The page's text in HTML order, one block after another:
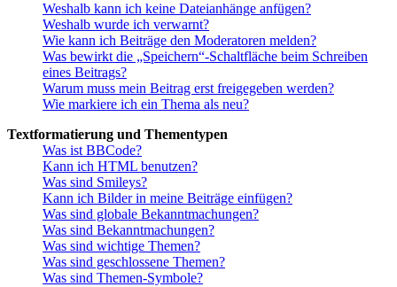
Weshalb kann ich keine Dateianhänge anfügen?
Weshalb wurde ich verwarnt?
Wie kann ich Beiträge den Moderatoren melden?
Was bewirkt die „Speichern“-Schaltfläche beim Schreiben
eines Beitrags?
Warum muss mein Beitrag erst freigegeben werden?
Wie markiere ich ein Thema als neu?
Textformatierung und Thementypen
Was ist BBCode?
Kann ich HTML benutzen?
Was sind Smileys?
Kann ich Bilder in meine Beiträge einfügen?
Was sind globale Bekanntmachungen?
Was sind Bekanntmachungen?
Was sind wichtige Themen?
Was sind geschlossene Themen?
Was sind Themen-Symbole?